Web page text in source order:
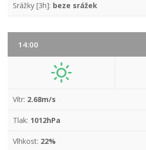
Srážky [3h]: beze srážek
14:00
Vítr: 2.68m/s
Tlak: 1012hPa
Vlhkost: 22%